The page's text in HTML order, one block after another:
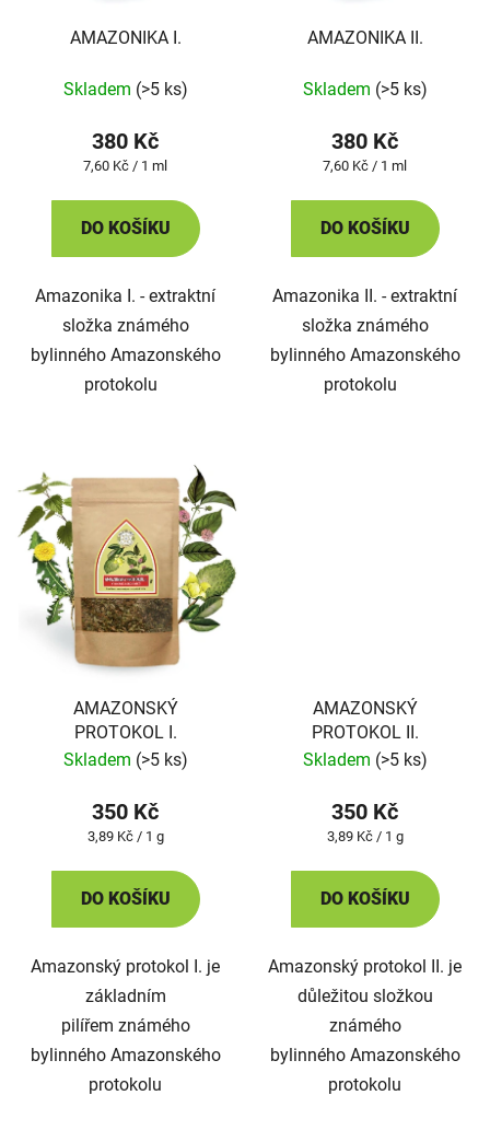
AMAZONIKA I.
Skladem (>5 ks)
380 Kč
Měrná
7,60 Kč / 1 ml
DO KOŠÍKU
Amazonika I. - extraktní
složka známého
bylinného Amazonského
protokolu
AMAZONIKA II.
Skladem (>5 ks)
380 Kč
Měrná
7,60 Kč / 1 ml
DO KOŠÍKU
Amazonika II. - extraktní
složka známého
bylinného Amazonského
protokolu
AMAZONSKÝ
PROTOKOL I.
Skladem (>5 ks)
350 Kč
Měrná
3,89 Kč / 1 g
DO KOŠÍKU
Amazonský protokol I. je
základním
pilířem známého
bylinného Amazonského
protokolu
AMAZONSKÝ
PROTOKOL II.
Skladem (>5 ks)
350 Kč
Měrná
3,89 Kč / 1 g
DO KOŠÍKU
Amazonský protokol II. je
důležitou složkou
známého
bylinného Amazonského
protokolu